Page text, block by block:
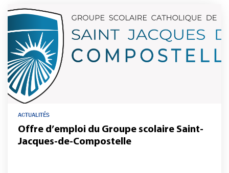
ACTUALITÉS
Offre d’emploi du Groupe scolaire Saint-
Jacques-de-Compostelle